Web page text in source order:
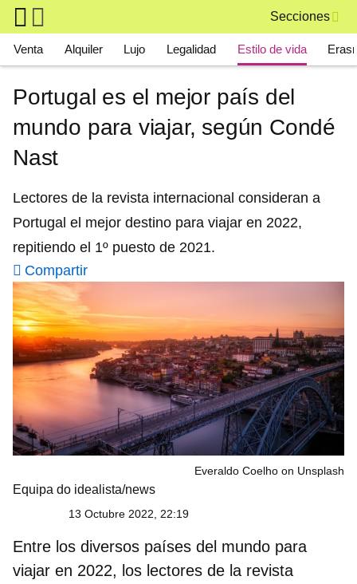
Skip to main content
Secciones
Main navigation
Venta Alquiler Lujo Legalidad Estilo de vida
Portugal es el mejor país del
mundo para viajar, según Condé
Nast
Lectores de la revista internacional consideran a
Portugal el mejor destino para viajar en 2022,
repitiendo el 1º puesto de 2021.
Compartir
Everaldo Coelho on Unsplash
Equipa do idealista/news
13 Octubre 2022, 22:19
Entre los diversos países del mundo para
viajar en 2022, los lectores de la revista